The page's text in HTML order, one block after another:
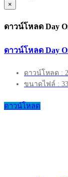
×
ดาวน์โหลด Day
ดาวน์โหลด Day
ดาวน์โหลด :
ขนาดไฟล์ :
ดาวน์โหลด